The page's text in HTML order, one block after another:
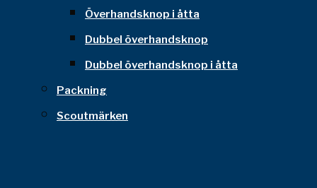
Överhandsknop i åtta
Dubbel överhandsknop
Dubbel överhandsknop i åtta
Packning
Scoutmärken